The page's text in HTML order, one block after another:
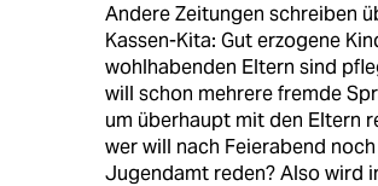
Andere Zeitungen schreiben
Kassen-Kita: Gut erzogene
wohlhabenden Eltern sind
will schon mehrere fremde
um überhaupt mit den Eltern
wer will nach Feierabend
Jugendamt reden? Also wird